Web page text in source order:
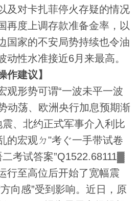
及对卡扎菲停火存疑的情况
再度上调存款准备金率，以
国家的不安局势持续也令油
动性水准接近6月来最高。
作建议】
形势可谓“一波未平一波
动荡、欧洲央行加息预期渐
、北约正式军事介入利比
的宏观ㄉ"考ぐ一手带试卷
考试答案”Q1522.68111▓
行至高位后开始了宽幅震
向感”受到影响。近日，原